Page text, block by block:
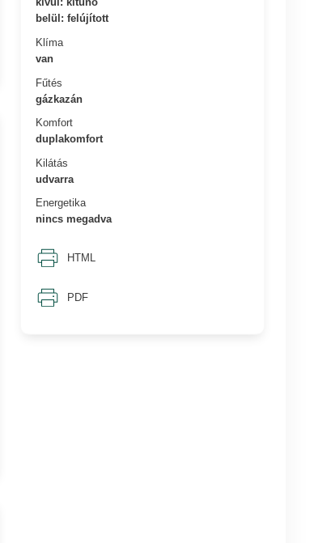
belül: felújított
Klíma
van
Fűtés
gázkazán
Komfort
duplakomfort
Kilátás
udvarra
Energetika
nincs megadva
HTML
PDF